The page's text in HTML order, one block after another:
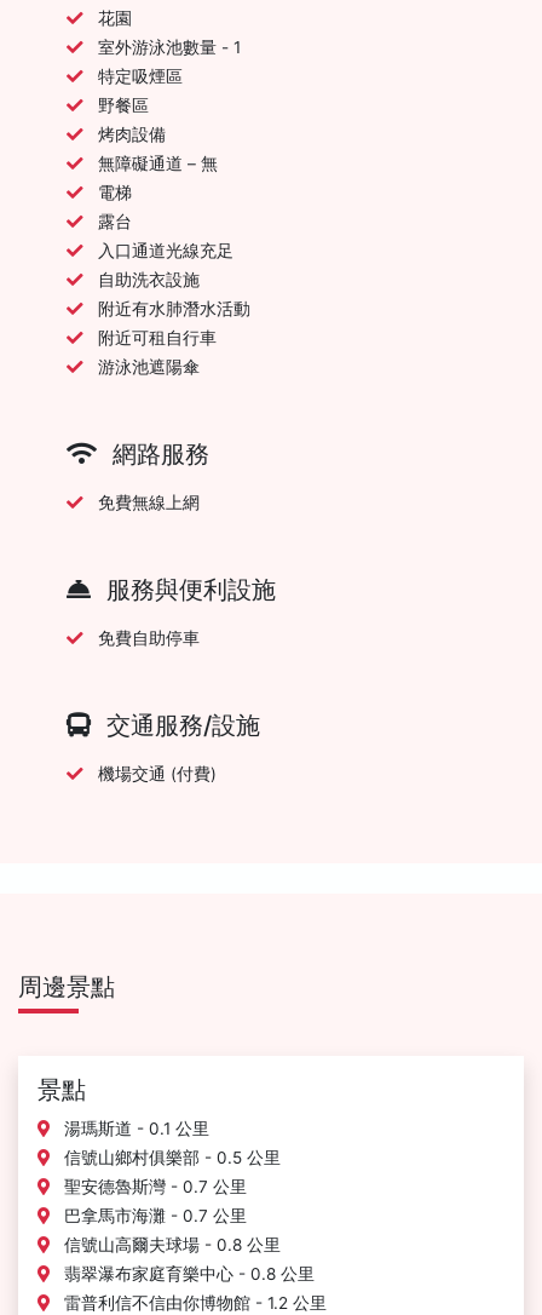
花園
室外游泳池數量 - 1
特定吸煙區
野餐區
烤肉設備
無障礙通道 – 無
電梯
露台
入口通道光線充足
自助洗衣設施
附近有水肺潛水活動
附近可租自行車
游泳池遮陽傘
網路服務
免費無線上網
服務與便利設施
免費自助停車
交通服務/設施
機場交通 (付費)
周邊景點
景點
湯瑪斯道 - 0.1 公里
信號山鄉村俱樂部 - 0.5 公里
聖安德魯斯灣 - 0.7 公里
巴拿馬市海灘 - 0.7 公里
信號山高爾夫球場 - 0.8 公里
翡翠瀑布家庭育樂中心 - 0.8 公里
雷普利信不信由你博物館 - 1.2 公里